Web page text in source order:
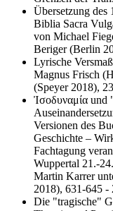
Übersetzung des
Biblia Sacra
von Michael
Beriger (Berlin
Lyrische
Magnus Frisch
(Speyer 2018),
Ἰσοδυναμία
Versionen des
Geschichte –
Fachtagung
Wuppertal 21.-
Martin Karrer
2018), 631-645 -
Die "tragische"